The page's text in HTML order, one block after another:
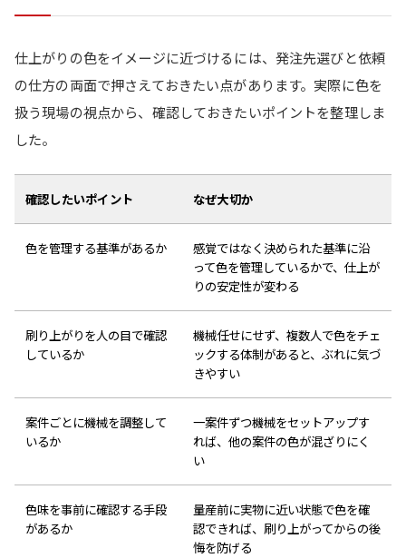
仕上がりの色をイメージに近づけるには、発注先選びと依頼
の仕方の両面で押さえておきたい点があります。実際に色を
扱う現場の視点から、確認しておきたいポイントを整理しま
した。
確認したいポイント なぜ大切か
色を管理する基準があるか
感覚ではなく決められた基準に沿
って色を管理しているかで、仕上が
りの安定性が変わる
刷り上がりを人の目で確認
しているか
機械任せにせず、複数人で色をチェ
ックする体制があると、ぶれに気づ
きやすい
案件ごとに機械を調整して
いるか
一案件ずつ機械をセットアップす
れば、他の案件の色が混ざりにく
い
色味を事前に確認する手段
があるか
量産前に実物に近い状態で色を確
認できれば、刷り上がってからの後
悔を防げる